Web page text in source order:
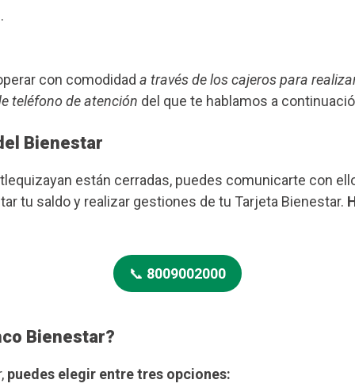
con comodidad a través de los cajeros para
teléfono de atención del que te hablamos a
Bienestar
están cerradas, puedes comunicarte con
tu saldo y realizar gestiones de tu Tarjeta Bienestar.
📞 8009002000
Bienestar?
puedes elegir entre tres opciones: